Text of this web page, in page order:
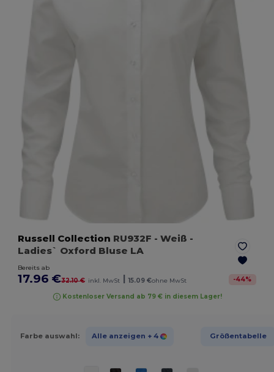
Russell Collection RU932F - Weiß -
Ladies` Oxford Bluse LA
Bereits ab
17.96 €32.10 € inkl. MwSt | 15.09 €ohne MwSt -44%
Kostenloser Versand ab 79 € in diesem Lager!
Farbe auswahl: Alle anzeigen + 4 Größentabelle